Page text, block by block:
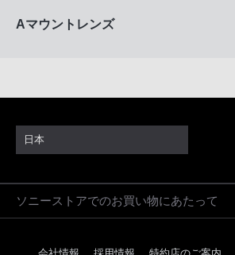
Aマウントレンズ
日本
ソニーストアでのお買い物にあたって